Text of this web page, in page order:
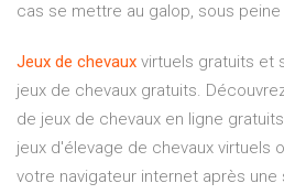
cas se mettre au galop, sous
Jeux de chevaux virtuels gratuits et
jeux de chevaux gratuits.
de jeux de chevaux en ligne
jeux d'élevage de chevaux virtuels
votre navigateur internet après une